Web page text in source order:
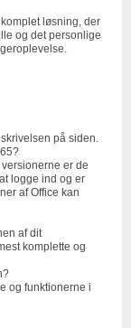
løsning, der
og det personlige
på siden.
er de
logge ind og er
af Office kan
af dit
komplette og
og funktionerne i